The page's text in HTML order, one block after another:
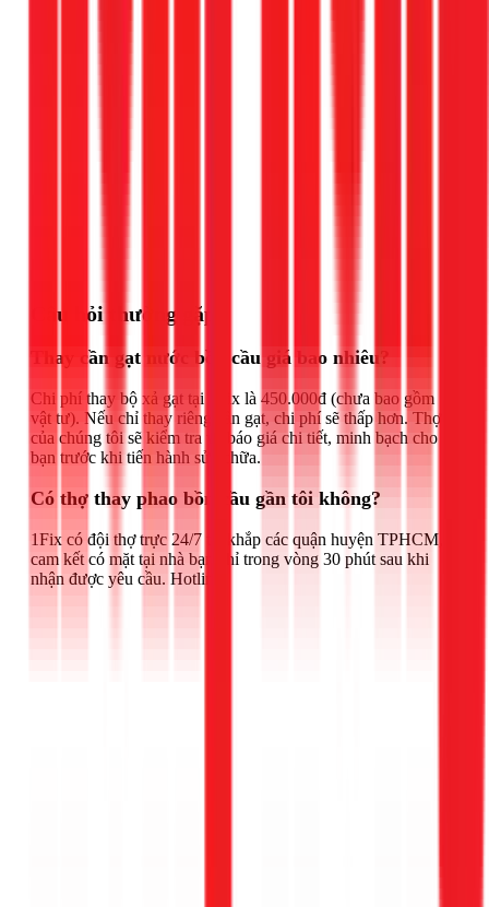
Câu hỏi thường gặp
Thay cần gạt nước bồn cầu giá bao nhiêu?
Chi phí thay bộ xả gạt tại 1Fix là 450.000đ (chưa bao gồm
vật tư). Nếu chỉ thay riêng cần gạt, chi phí sẽ thấp hơn. Thợ
của chúng tôi sẽ kiểm tra và báo giá chi tiết, minh bạch cho
bạn trước khi tiến hành sửa chữa.
Có thợ thay phao bồn cầu gần tôi không?
1Fix có đội thợ trực 24/7 tại khắp các quận huyện TPHCM,
cam kết có mặt tại nhà bạn chỉ trong vòng 30 phút sau khi
nhận được yêu cầu. Hotline: